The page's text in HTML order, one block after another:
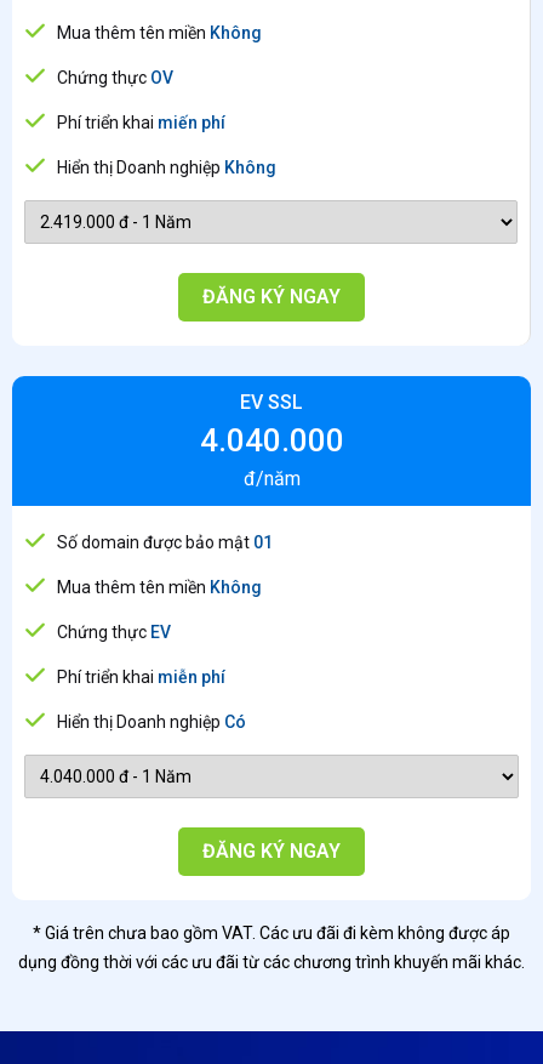
Mua thêm tên miền Không
Chứng thực OV
Phí triển khai miến phí
Hiển thị Doanh nghiệp Không
ĐĂNG KÝ NGAY
EV SSL
4.040.000
đ/năm
Số domain được bảo mật 01
Mua thêm tên miền Không
Chứng thực EV
Phí triển khai miễn phí
Hiển thị Doanh nghiệp Có
ĐĂNG KÝ NGAY
* Giá trên chưa bao gồm VAT. Các ưu đãi đi kèm không được áp
dụng đồng thời với các ưu đãi từ các chương trình khuyến mãi khác.